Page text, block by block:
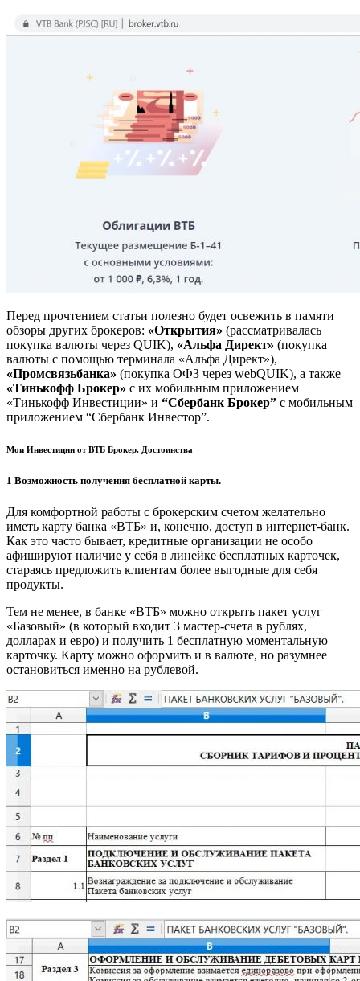
Перед прочтением статьи полезно будет освежить в памяти
обзоры других брокеров: «Открытия» (рассматривалась
покупка валюты через QUIK), «Альфа Директ» (покупка
валюты с помощью терминала «Альфа Директ»),
«Промсвязьбанка» (покупка ОФЗ через webQUIK), а также
«Тинькофф Брокер» с их мобильным приложением
«Тинькофф Инвестиции» и “Сбербанк Брокер” с мобильным
приложением “Сбербанк Инвестор”.
Мои Инвестиции от ВТБ Брокер. Достоинства
1 Возможность получения бесплатной карты.
Для комфортной работы с брокерским счетом желательно
иметь карту банка «ВТБ» и, конечно, доступ в интернет-банк.
Как это часто бывает, кредитные организации не особо
афишируют наличие у себя в линейке бесплатных карточек,
стараясь предложить клиентам более выгодные для себя
продукты.
Тем не менее, в банке «ВТБ» можно открыть пакет услуг
«Базовый» (в который входит 3 мастер-счета в рублях,
долларах и евро) и получить 1 бесплатную моментальную
карточку. Карту можно оформить и в валюте, но разумнее
остановиться именно на рублевой.